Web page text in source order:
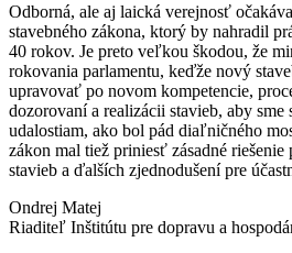
Odborná, ale aj laická verejnosť
stavebného zákona, ktorý by nahradil
40 rokov. Je preto veľkou škodou, že
rokovania parlamentu, keďže nový
upravovať po novom kompetencie,
dozorovaní a realizácii stavieb, aby
udalostiam, ako bol pád diaľničného
zákon mal tiež priniesť zásadné
stavieb a ďalších zjednodušení pre
Ondrej Matej
Riaditeľ Inštitútu pre dopravu a